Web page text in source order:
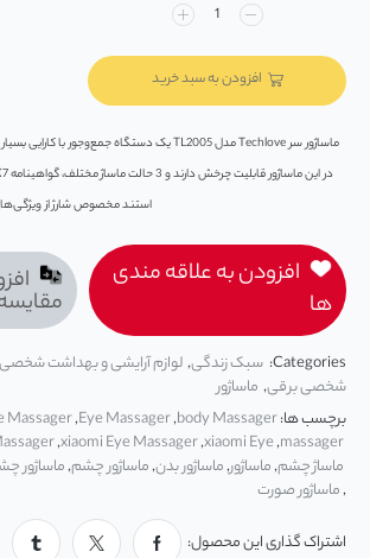
افزودن به سبد خرید
استند مخصوص شارژ از
افزودن به علاقه مندی
ها
Categories: سبک زندگی,لوازم آرایشی و بهداشت شخصی
شخصی برقی, ماساژور
برچسب ها:body Massager
,
Eye Massager
,
Massager
massager
,
xiaomi Eye
,
xiaomi Eye Massager
,
ماساژ چشم,ماساژور,ماساژور بدن,ماساژور چشم,ماساژور
,ماساژور صورت
اشتراک گذاری این محصول: